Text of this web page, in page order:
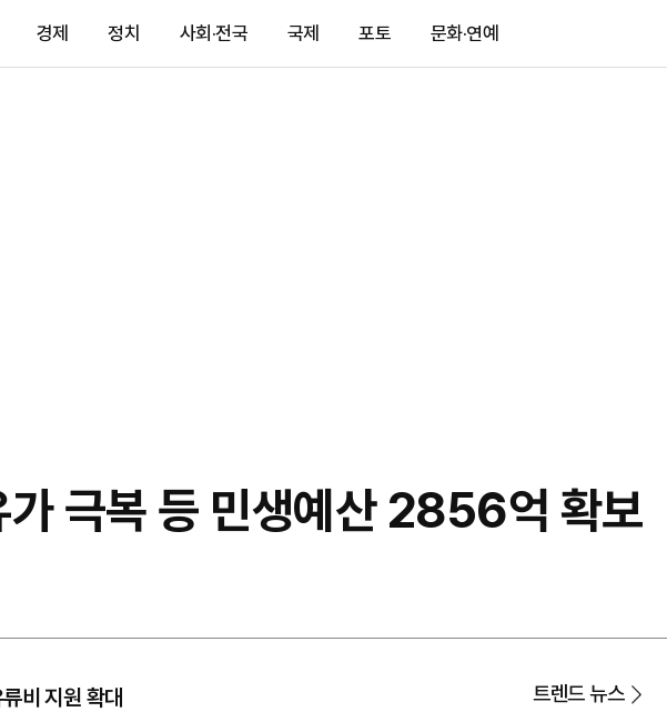
경제 정치 사회·전국 국제 포토 문화·연예
가 극복 등 민생예산 2856억 확보
비 지원 확대
트렌드 뉴스